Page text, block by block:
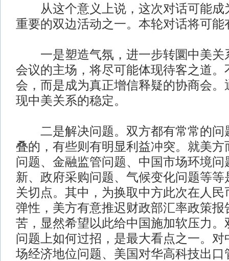
从这个意义上说，这次对话可能成
重要的双边活动之一。本轮对话将可能
一是塑造气氛，进一步转圜中美关
会议的主场，将尽可能体现待客之道。
会，而是成为真正增信释疑的协商会。
现中美关系的稳定。
二是解决问题。双方都有常常的问
叠的，有些则有明显利益冲突。就美方
问题、金融监管问题、中国市场环境问
新、政府采购问题、气候变化问题等等
关切点。其中，为换取中方此次在人
弹性，美方有意推迟财政部汇率政策报
苦，显然希望以此给中国施加软压力。
问题上如何过招，是最大看点之一。对
场经济地位问题、美国对华高科技出口